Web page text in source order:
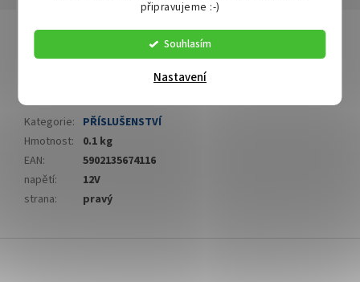
připravujeme :-)
Souhlasím
Nastavení
Detailní popis produktu
Pravý přerušovač - relé LED blinkrů určené pro 12V napětí.
Kategorie: PŘÍSLUŠENSTVÍ
Hmotnost:
0.1 kg
EAN:
5902135674116
napětí:
12V
strana: pravý